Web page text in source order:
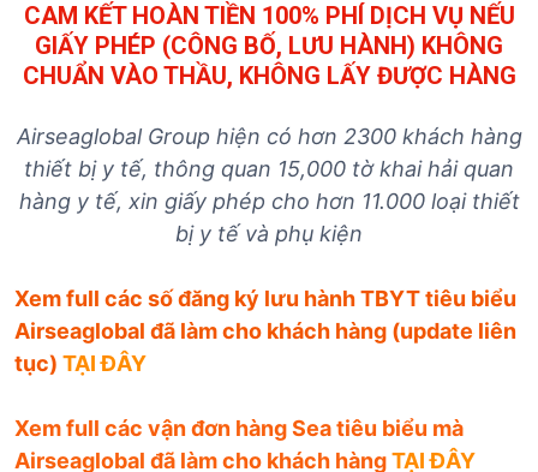
CAM KẾT HOÀN TIỀN 100% PHÍ DỊCH VỤ NẾU
GIẤY PHÉP (CÔNG BỐ, LƯU HÀNH) KHÔNG
CHUẨN VÀO THẦU, KHÔNG LẤY ĐƯỢC HÀNG
Airseaglobal Group hiện có hơn 2300 khách hàng
thiết bị y tế, thông quan 15,000 tờ khai hải quan
hàng y tế, xin giấy phép cho hơn 11.000 loại thiết
bị y tế và phụ kiện
Xem full các số đăng ký lưu hành TBYT tiêu biểu
Airseaglobal đã làm cho khách hàng (update liên
tục) TẠI ĐÂY
Xem full các vận đơn hàng Sea tiêu biểu mà
Airseaglobal đã làm cho khách hàngTẠI ĐÂY